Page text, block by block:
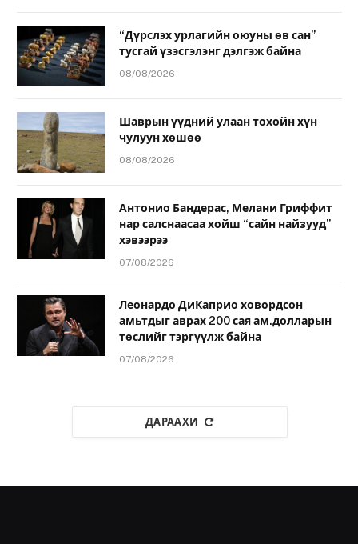
“Дүрслэх урлагийн оюуны өв сан”
тусгай үзэсгэлэнг дэлгэж байна
08/08/2026
Шаврын үүдний улаан тохойн хүн
чулуун хөшөө
08/08/2026
Антонио Бандерас, Мелани Гриффит
нар салснаасаа хойш “сайн найзууд”
хэвээрээ
07/08/2026
Леонардо ДиКаприо ховордсон
амьтдыг аврах 200 сая ам.долларын
төслийг тэргүүлж байна
07/08/2026
ДАРААХИ